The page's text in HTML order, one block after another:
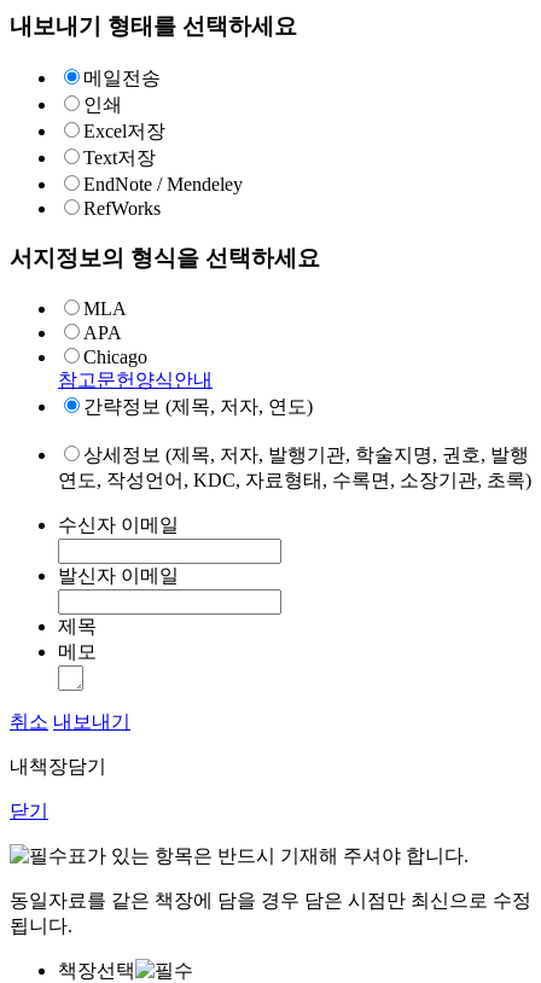
내보내기 형태를 선택하세요
메일전송
인쇄
Excel저장
Text저장
EndNote / Mendeley
RefWorks
서지정보의 형식을 선택하세요
MLA
APA
Chicago
참고문헌양식안내
간략정보 (제목, 저자, 연도)
상세정보 (제목, 저자, 발행기관, 학술지명, 권호, 발행
연도, 작성언어, KDC, 자료형태, 수록면, 소장기관, 초록)
수신자 이메일
발신자 이메일
제목
메모
취소 내보내기
내책장담기
닫기
표가 있는 항목은 반드시 기재해 주셔야 합니다.
동일자료를 같은 책장에 담을 경우 담은 시점만 최신으로 수정
됩니다.
책장선택